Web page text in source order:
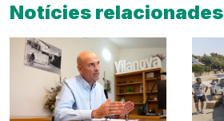
Notícies relacionades